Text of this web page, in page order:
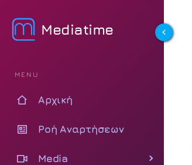
Mediatime
MENU
Αρχική
Ροή Αναρτήσεων
Media